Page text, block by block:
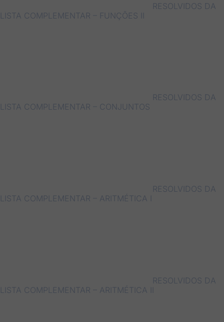
RESOLVIDOS DA
LISTA COMPLEMENTAR – FUNÇÕES II
RESOLVIDOS DA
LISTA COMPLEMENTAR – CONJUNTOS
RESOLVIDOS DA
LISTA COMPLEMENTAR – ARITMÉTICA I
RESOLVIDOS DA
LISTA COMPLEMENTAR – ARITMÉTICA II